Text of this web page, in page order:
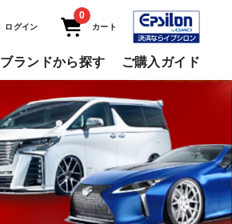
ログイン
0
カート
ブランドから探す ご購入ガイド